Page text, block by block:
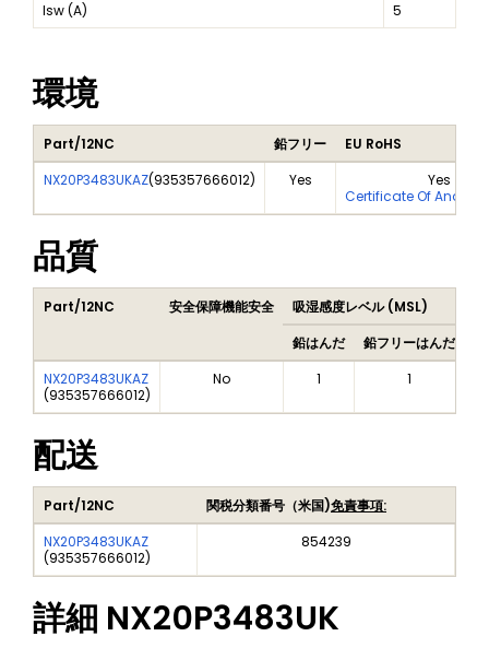
Isw (A)
5
環境
Part/12NC 鉛フリー
EU RoHS
NX20P3483UKAZ(935357666012) Yes
Yes
Certificate Of
品質
Part/12NC 安全保障機能安全 吸湿感度レベル (MSL)
鉛はんだ
鉛フリーはんだ
NX20P3483UKAZ
(935357666012)
No 1 1
配送
Part/12NC 関税分類番号（米国)免責事項:
NX20P3483UKAZ
(935357666012)
854239
詳細 NX20P3483UK